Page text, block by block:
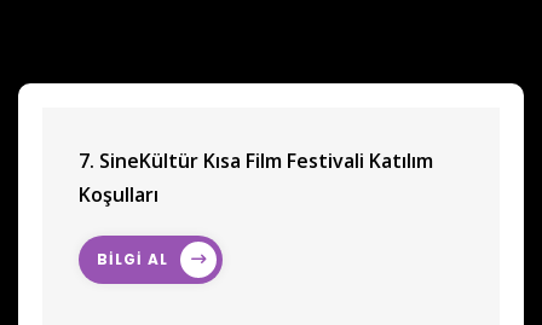
7. SineKültür Kısa Film Festivali Katılım
Koşulları
BİLGİ AL